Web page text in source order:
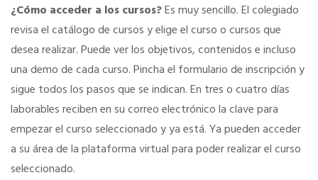
Portal de Empleo
Formación gratuita
Servicios financieros
¿Cómo acceder a los cursos?Es muy sencillo. El colegiado
revisa el catálogo de cursos y elige el curso o cursos que
desea realizar. Puede ver los objetivos, contenidos e incluso
una demo de cada curso. Pincha el formulario de inscripción y
sigue todos los pasos que se indican. En tres o cuatro días
laborables reciben en su correo electrónico la clave para
empezar el curso seleccionado y ya está. Ya pueden acceder
a su área de la plataforma virtual para poder realizar el curso
seleccionado.